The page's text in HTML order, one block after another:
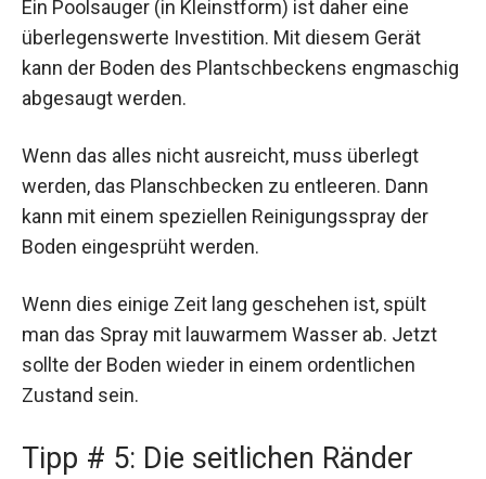
Ein Poolsauger (in Kleinstform) ist daher eine
überlegenswerte Investition. Mit diesem Gerät
kann der Boden des Plantschbeckens engmaschig
abgesaugt werden.
Wenn das alles nicht ausreicht, muss überlegt
werden, das Planschbecken zu entleeren. Dann
kann mit einem speziellen Reinigungsspray der
Boden eingesprüht werden.
Wenn dies einige Zeit lang geschehen ist, spült
man das Spray mit lauwarmem Wasser ab. Jetzt
sollte der Boden wieder in einem ordentlichen
Zustand sein.
Tipp # 5: Die seitlichen Ränder